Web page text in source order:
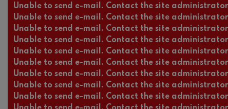
Unable to send e-mail. Contact the site
Unable to send e-mail. Contact the site
Unable to send e-mail. Contact the site
Unable to send e-mail. Contact the site
Unable to send e-mail. Contact the site
Unable to send e-mail. Contact the site
Unable to send e-mail. Contact the site
Unable to send e-mail. Contact the site
Unable to send e-mail. Contact the site